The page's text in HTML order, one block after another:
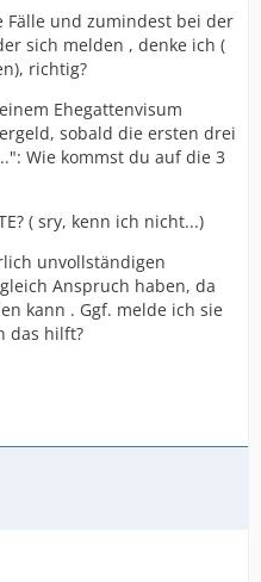
Fälle und zumindest bei der
sich melden , denke ich (
richtig?
Ehegattenvisum
sobald die ersten drei
Wie kommst du auf die 3
( sry, kenn ich nicht...)
unvollständigen
Anspruch haben, da
kann . Ggf. melde ich sie
das hilft?